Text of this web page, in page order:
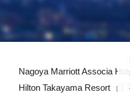
Nagoya Marriott Associa
Hilton Takayama Resort